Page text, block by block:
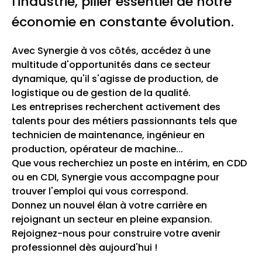
économie en constante évolution.
Avec Synergie à vos côtés, accédez à une
multitude d'opportunités dans ce secteur
dynamique, qu'il s'agisse de production, de
logistique ou de gestion de la qualité.
Les entreprises recherchent activement des
talents pour des métiers passionnants tels que
technicien de maintenance, ingénieur en
production, opérateur de machine...
Que vous recherchiez un poste en intérim, en CDD
ou en CDI, Synergie vous accompagne pour
trouver l'emploi qui vous correspond.
Donnez un nouvel élan à votre carrière en
rejoignant un secteur en pleine expansion.
Rejoignez-nous pour construire votre avenir
professionnel dès aujourd'hui !